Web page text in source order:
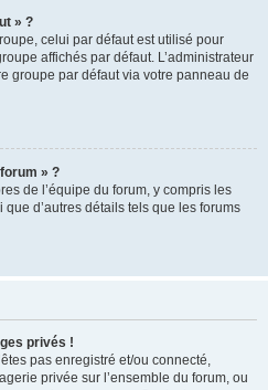
» ?
celui par défaut est utilisé pour
affichés par défaut. L’administrateur
groupe par défaut via votre panneau de
» ?
de l’équipe du forum, y compris les
d’autres détails tels que les forums
privés !
pas enregistré et/ou connecté,
privée sur l’ensemble du forum, ou